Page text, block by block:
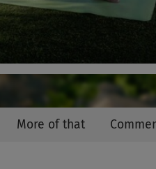
More of that